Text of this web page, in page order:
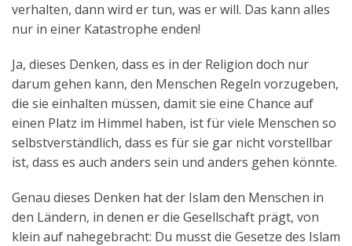
verhalten, dann wird er tun, was er will. Das kann alles
nur in einer Katastrophe enden!
Ja, dieses Denken, dass es in der Religion doch nur
darum gehen kann, den Menschen Regeln vorzugeben,
die sie einhalten müssen, damit sie eine Chance auf
einen Platz im Himmel haben, ist für viele Menschen so
selbstverständlich, dass es für sie gar nicht vorstellbar
ist, dass es auch anders sein und anders gehen könnte.
Genau dieses Denken hat der Islam den Menschen in
den Ländern, in denen er die Gesellschaft prägt, von
klein auf nahegebracht: Du musst die Gesetze des Islam